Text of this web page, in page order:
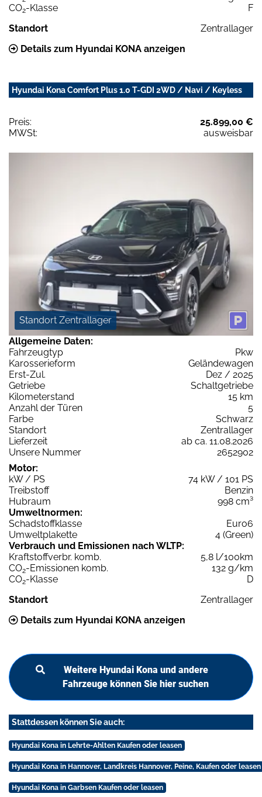
CO2-Klasse
F
Standort
Zentrallager
Details zum Hyundai KONA anzeigen
Hyundai Kona Comfort Plus 1.0 T-GDI 2WD / Navi / Keyless
Preis:
25.899,00 €
MWSt:
ausweisbar
Standort Zentrallager
Allgemeine Daten:
Fahrzeugtyp
Pkw
Karosserieform
Geländewagen
Erst-Zul.
Dez / 2025
Getriebe
Schaltgetriebe
Kilometerstand
15 km
Anzahl der Türen
5
Farbe
Schwarz
Standort
Zentrallager
Lieferzeit
ab ca. 11.08.2026
Unsere Nummer
2652902
Motor:
kW / PS
74 kW / 101 PS
Treibstoff
Benzin
Hubraum
998 cm³
Umweltnormen:
Schadstoffklasse
Euro6
Umweltplakette
4 (Green)
Verbrauch und Emissionen nach WLTP:
Kraftstoffverbr. komb.
5,8 l/100km
CO2-Emissionen komb.
132 g/km
CO2-Klasse
D
Standort
Zentrallager
Details zum Hyundai KONA anzeigen
Weitere Hyundai Kona und andere
Fahrzeuge können Sie hier suchen
Stattdessen können Sie auch:
Hyundai Kona in Lehrte-Ahlten Kaufen oder leasen
Hyundai Kona in Hannover, Landkreis Hannover, Peine, Kaufen oder leasen
Hyundai Kona in Garbsen Kaufen oder leasen